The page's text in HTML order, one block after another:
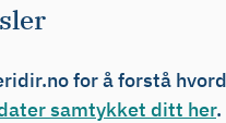
for å forstå
samtykket ditt her.